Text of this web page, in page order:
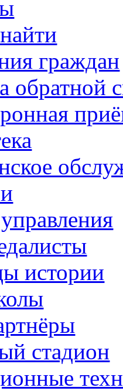
граждан
обратной
истории
стадион